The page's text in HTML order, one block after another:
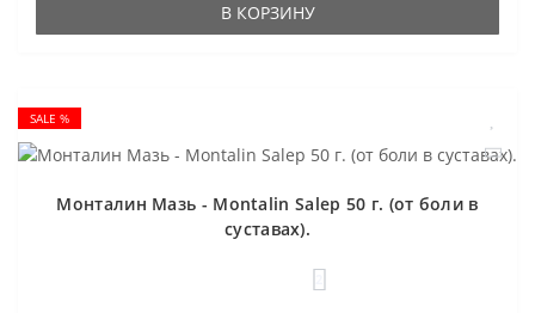
В КОРЗИНУ
SALE %
Монталин Мазь - Montalin Salep 50 г. (от боли в
суставах).